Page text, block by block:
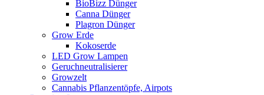
BioBizz Dünger
Canna Dünger
Plagron Dünger
Grow Erde
Kokoserde
LED Grow Lampen
Geruchneutralisierer
Growzelt
Cannabis Pflanzentöpfe, Airpots